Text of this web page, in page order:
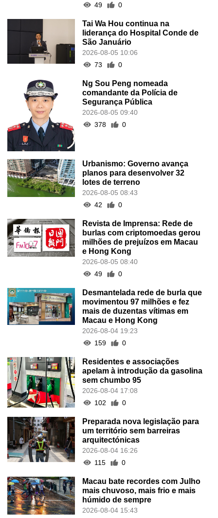
49
0
Tai Wa Hou continua na
liderança do Hospital Conde de
São Januário
2026-08-05 10:06
73
0
Ng Sou Peng nomeada
comandante da Polícia de
Segurança Pública
2026-08-05 09:40
378
0
Urbanismo: Governo avança
planos para desenvolver 32
lotes de terreno
2026-08-05 08:43
42
0
Revista de Imprensa: Rede de
burlas com criptomoedas gerou
milhões de prejuízos em Macau
e Hong Kong
2026-08-05 08:40
49
0
Desmantelada rede de burla que
movimentou 97 milhões e fez
mais de duzentas vítimas em
Macau e Hong Kong
2026-08-04 19:23
159
0
Residentes e associações
apelam à introdução da gasolina
sem chumbo 95
2026-08-04 17:08
102
0
Preparada nova legislação para
um território sem barreiras
arquitectónicas
2026-08-04 16:26
115
0
Macau bate recordes com Julho
mais chuvoso, mais frio e mais
húmido de sempre
2026-08-04 15:43